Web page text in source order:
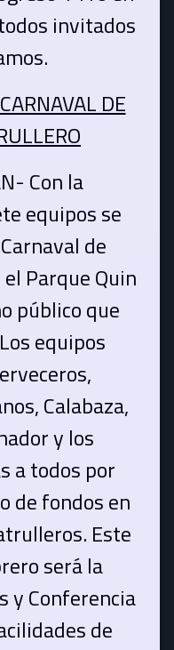
invitados
DE
Con la
equipos se
de
Parque Quin
público que
equipos
Calabaza,
y los
a todos por
de fondos en
Este
será la
y Conferencia
de